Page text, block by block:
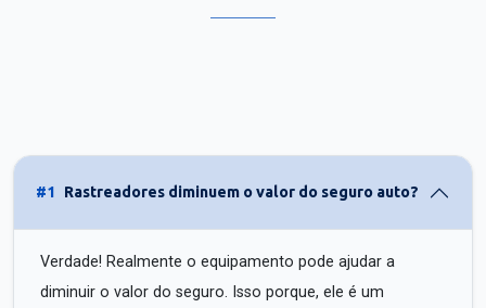
#1 Rastreadores diminuem o valor do seguro auto?
Verdade! Realmente o equipamento pode ajudar a
diminuir o valor do seguro. Isso porque, ele é um